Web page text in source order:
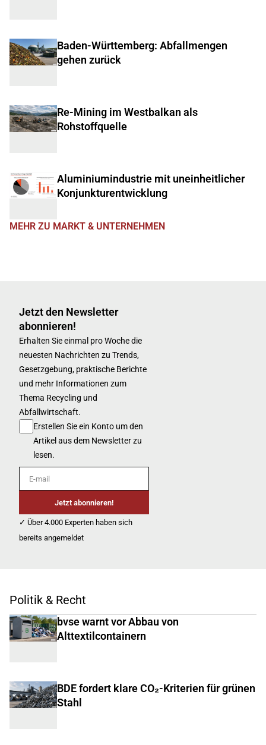
Baden-Württemberg: Abfallmengen
gehen zurück
Re-Mining im Westbalkan als
Rohstoffquelle
Aluminiumindustrie mit uneinheitlicher
Konjunkturentwicklung
MEHR ZU MARKT & UNTERNEHMEN
Jetzt den Newsletter
abonnieren!
Erhalten Sie einmal pro Woche die
neuesten Nachrichten zu Trends,
Gesetzgebung, praktische Berichte
und mehr Informationen zum
Thema Recycling und
Abfallwirtschaft.
Erstellen Sie ein Konto um den
Artikel aus dem Newsletter zu
lesen.
E-mail
Jetzt abonnieren!
✓ Über 4.000 Experten haben sich
bereits angemeldet
Politik & Recht
bvse warnt vor Abbau von
Alttextilcontainern
BDE fordert klare CO₂-Kriterien für grünen
Stahl